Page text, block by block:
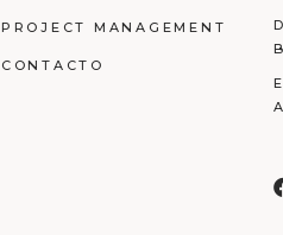
PROJECT MANAGEMENT
CONTACTO